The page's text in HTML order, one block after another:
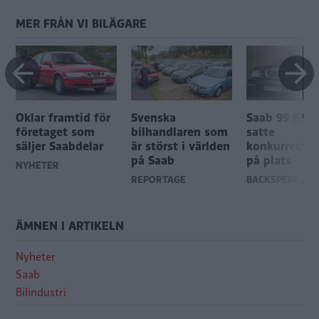
MER FRÅN VI BILÄGARE
Oklar framtid för
företaget som
säljer Saabdelar
NYHETER
Svenska
bilhandlaren som
är störst i världen
på Saab
REPORTAGE
Saab 99 EMS
satte
på plats
BACKSPEGELN
ÄMNEN I ARTIKELN
Nyheter
Saab
Bilindustri